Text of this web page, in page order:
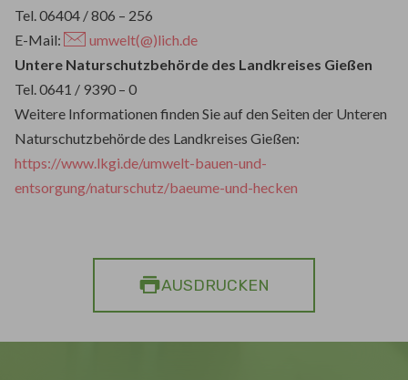
Tel. 06404 / 806 – 256
E-Mail:
umwelt(@)lich.de
Untere Naturschutzbehörde des Landkreises Gießen
Tel. 0641 / 9390 – 0
Weitere Informationen finden Sie auf den Seiten der Unteren
Naturschutzbehörde des Landkreises Gießen:
https://www.lkgi.de/umwelt-bauen-und-
entsorgung/naturschutz/baeume-und-hecken
AUSDRUCKEN